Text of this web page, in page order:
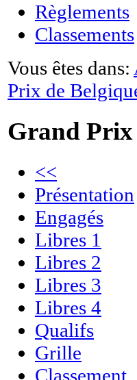
Règlements
Classements
Vous êtes dans:
Prix de
Grand Prix
<<
Présentation
Engagés
Libres 1
Libres 2
Libres 3
Libres 4
Qualifs
Grille
Classement